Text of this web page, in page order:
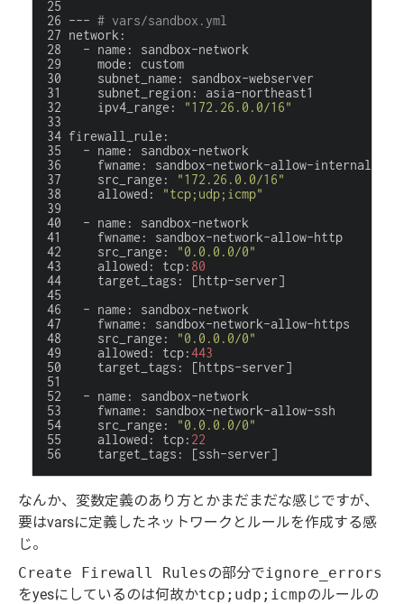
--- # vars/sandbox.yml
network :
- name :
sandbox-network
mode :
custom
subnet_name :
sandbox-webserver
subnet_region :
asia-northeast1
ipv4_range :
"172.26.0.0/16"
firewall_rule :
- name :
sandbox-network
fwname :
sandbox-network-allow-internal
src_range :
"172.26.0.0/16"
allowed :
"tcp;udp;icmp"
- name :
sandbox-network
fwname :
sandbox-network-allow-http
src_range :
"0.0.0.0/0"
allowed : tcp: 80
target_tags : [http-server]
- name :
sandbox-network
fwname :
sandbox-network-allow-https
src_range :
"0.0.0.0/0"
allowed : tcp:443
target_tags : [https-server]
- name :
sandbox-network
fwname :
sandbox-network-allow-ssh
src_range :
"0.0.0.0/0"
allowed : tcp: 22
target_tags : [ssh-server]
なんか、変数定義のあり方とかまだまだな感じですが、
要はvarsに定義したネットワークとルールを作成する感
じ。
Create Firewall Rules の部分でignore_errors
をyesにしているのは何故かtcp;udp;icmpのルールの